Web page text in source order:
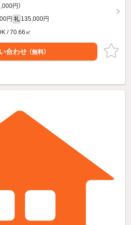
円）
円 礼 135,000円
/ 70.66㎡
合わせ （無料）